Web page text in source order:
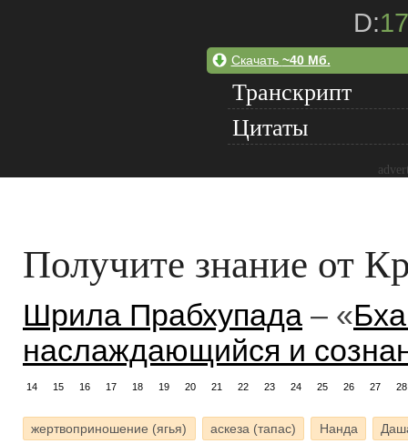
D:
Скачать ~40 Мб.
Транскрипт
Цитаты
Получите знание от
Шрила Прабхупада – «
наслаждающийся и
14 15 16 17 18 19 20 21 22 23 24 25 26 27 28
жертвоприношение (ягья) аскеза (тапас) Нанда